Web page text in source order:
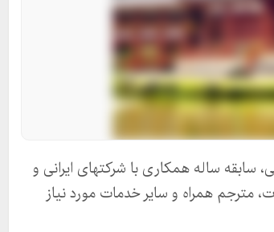
ساله همکاری با شرکتهای ایرانی و
مترجم همراه و سایر خدمات مورد نیاز